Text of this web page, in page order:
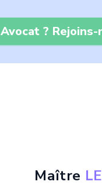
Avocat ? Rejoins-
Maître